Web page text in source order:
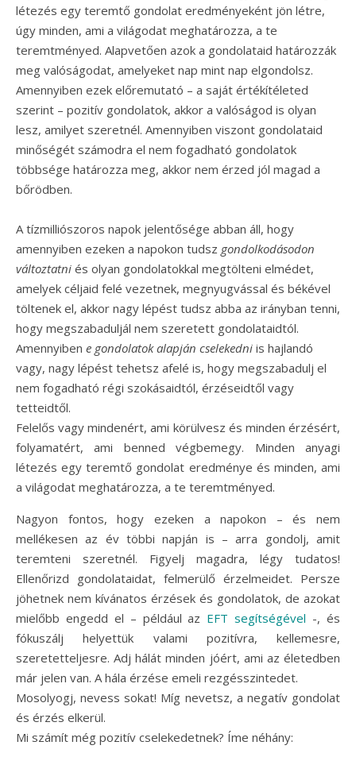
létezés egy teremtő gondolat eredményeként jön létre,
úgy minden, ami a világodat meghatározza, a te
teremtményed. Alapvetően azok a gondolataid határozzák
meg valóságodat, amelyeket nap mint nap elgondolsz.
Amennyiben ezek előremutató – a saját értékítéleted
szerint – pozitív gondolatok, akkor a valóságod is olyan
lesz, amilyet szeretnél. Amennyiben viszont gondolataid
minőségét számodra el nem fogadható gondolatok
többsége határozza meg, akkor nem érzed jól magad a
bőrödben.
A tízmilliószoros napok jelentősége abban áll, hogy
amennyiben ezeken a napokon tudsz gondolkodásodon
változtatni és olyan gondolatokkal megtölteni elmédet,
amelyek céljaid felé vezetnek, megnyugvással és békével
töltenek el, akkor nagy lépést tudsz abba az irányban tenni,
hogy megszabaduljál nem szeretett gondolataidtól.
Amennyiben e gondolatok alapján cselekedni is hajlandó
vagy, nagy lépést tehetsz afelé is, hogy megszabadulj el
nem fogadható régi szokásaidtól, érzéseidtől vagy
tetteidtől.
Felelős vagy mindenért, ami körülvesz és minden érzésért,
folyamatért, ami benned végbemegy. Minden anyagi
létezés egy teremtő gondolat eredménye és minden, ami
a világodat meghatározza, a te teremtményed.
Nagyon fontos, hogy ezeken a napokon – és nem
mellékesen az év többi napján is – arra gondolj, amit
teremteni szeretnél. Figyelj magadra, légy tudatos!
Ellenőrizd gondolataidat, felmerülő érzelmeidet. Persze
jöhetnek nem kívánatos érzések és gondolatok, de azokat
mielőbb engedd el – például az EFT segítségével -, és
fókuszálj helyettük valami pozitívra, kellemesre,
szeretetteljesre. Adj hálát minden jóért, ami az életedben
már jelen van. A hála érzése emeli rezgésszintedet.
Mosolyogj, nevess sokat! Míg nevetsz, a negatív gondolat
és érzés elkerül.
Mi számít még pozitív cselekedetnek? Íme néhány: